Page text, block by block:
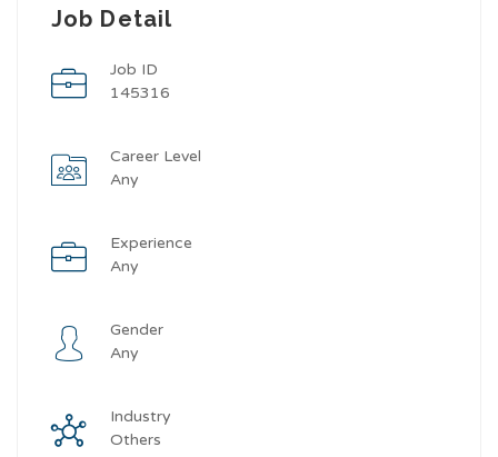
Job Detail
Job ID
145316
Career Level
Any
Experience
Any
Gender
Any
Industry
Others